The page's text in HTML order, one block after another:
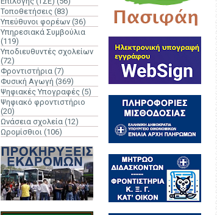
Τοποθετήσεις (83)
Υπεύθυνοι φορέων (36)
Υπηρεσιακά Συμβούλια
(119)
Υποδιευθυντές σχολείων
(72)
Φροντιστήρια (7)
Φυσική Αγωγή (369)
Ψηφιακές Υπογραφές (5)
Ψηφιακό φροντιστήριο
(20)
Ωνάσεια σχολεία (12)
Ωρομίσθιοι (106)